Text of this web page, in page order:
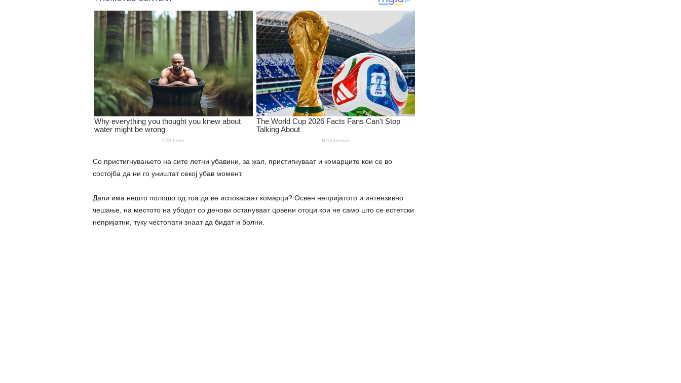
Со пристигнувањето на сите летни убавини, за жал, пристигнуваат и комарците кои се во
состојба да ни го уништат секој убав момент.
Дали има нешто полошо од тоа да ве испокасаат комарци? Освен непријатото и интензивно
чешање, на местото на убодот со денови остануваат црвени отоци кои не само што се естетски
непријатни, туку честопати знаат да бидат и болни.